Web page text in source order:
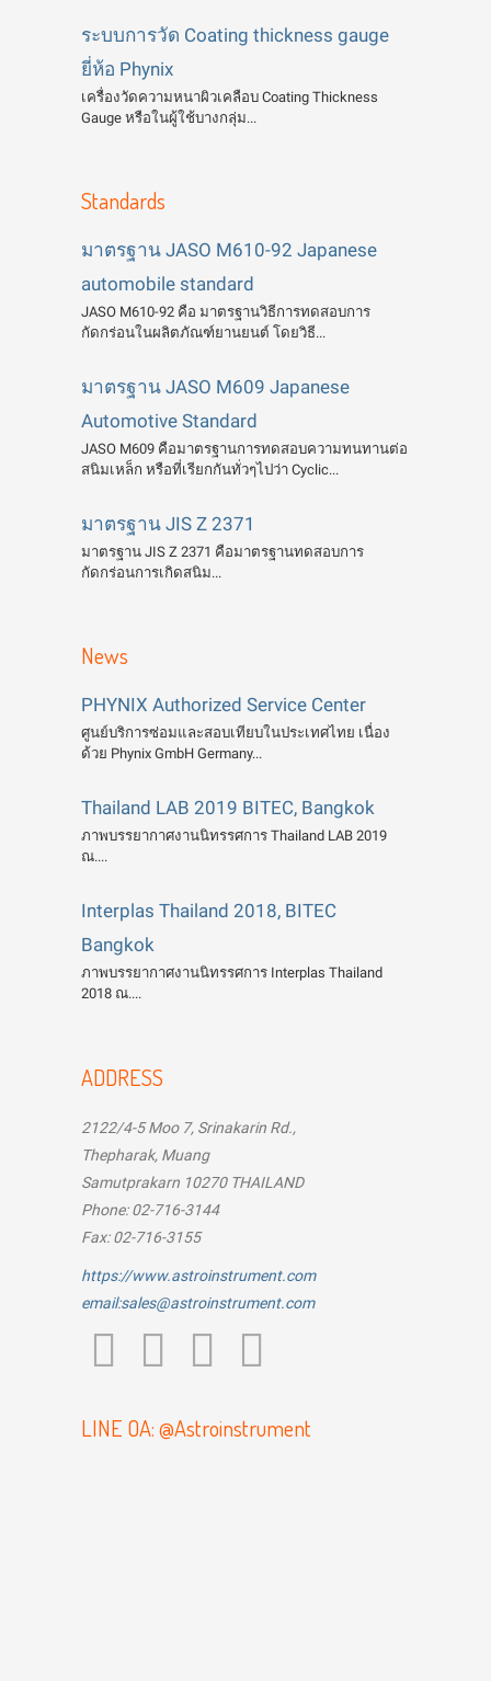
ระบบการวัด Coating thickness gauge
ยี่ห้อ Phynix
เครื่องวัดความหนาผิวเคลือบ Coating Thickness
Gauge หรือในผู้ใช้บางกลุ่ม...
Standards
มาตรฐาน JASO M610-92 Japanese
automobile standard
JASO M610-92 คือ มาตรฐานวิธีการทดสอบการ
กัดกร่อนในผลิตภัณฑ์ยานยนต์ โดยวิธี...
มาตรฐาน JASO M609 Japanese
Automotive Standard
JASO M609 คือมาตรฐานการทดสอบความทนทานต่อ
สนิมเหล็ก หรือที่เรียกกันทั่วๆไปว่า Cyclic...
มาตรฐาน JIS Z 2371
มาตรฐาน JIS Z 2371 คือมาตรฐานทดสอบการ
กัดกร่อนการเกิดสนิม...
News
PHYNIX Authorized Service Center
ศูนย์บริการซ่อมและสอบเทียบในประเทศไทย เนื่อง
ด้วย Phynix GmbH Germany...
Thailand LAB 2019 BITEC, Bangkok
ภาพบรรยากาศงานนิทรรศการ Thailand LAB 2019
ณ....
Interplas Thailand 2018, BITEC
Bangkok
ภาพบรรยากาศงานนิทรรศการ Interplas Thailand
2018 ณ....
ADDRESS
2122/4-5 Moo 7, Srinakarin Rd.,
Thepharak, Muang
Samutprakarn 10270 THAILAND
Phone: 02-716-3144
Fax: 02-716-3155
https://www.astroinstrument.com
email:sales@astroinstrument.com
LINE OA: @Astroinstrument